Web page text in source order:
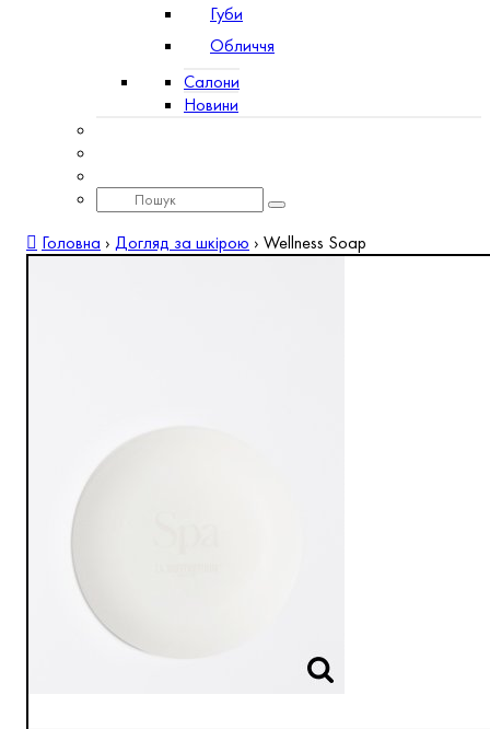
Губи
Обличчя
Салони
Новини
Головна › Догляд за шкірою › Wellness Soap